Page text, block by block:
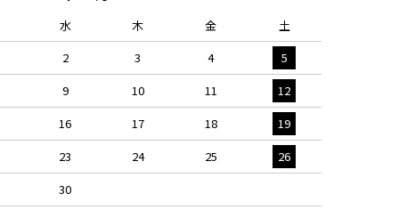
水 木 金
土
2 3 4
5
9 10 11
12
16 17 18
19
23 24 25
26
30